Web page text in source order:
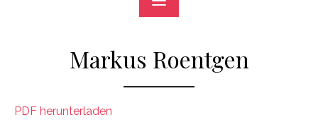
Markus Roentgen
PDF herunterladen